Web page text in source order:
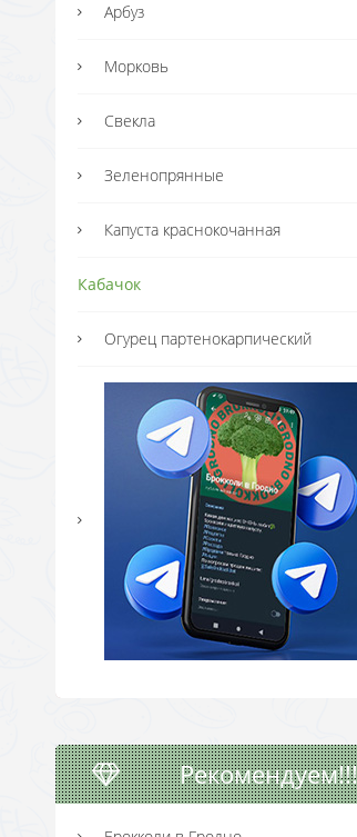
Арбуз
Морковь
Свекла
Зеленопрянные
Капуста краснокочанная
Кабачок
Огурец партенокарпический
Рекомендуем!!!